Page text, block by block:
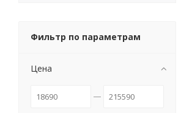
Фильтр по параметрам
Цена